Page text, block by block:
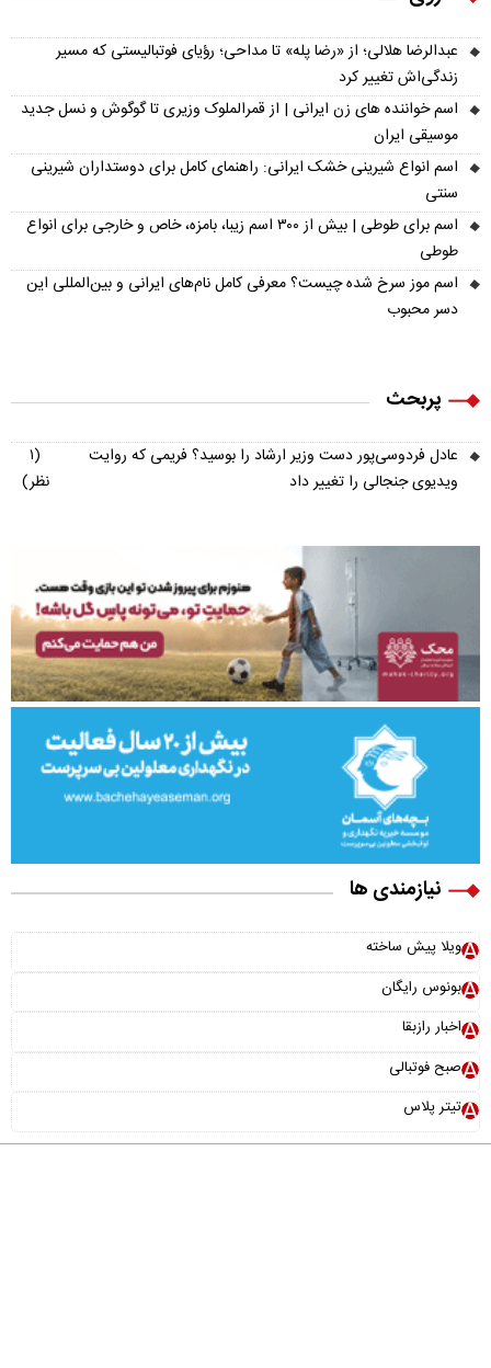
عبدالرضا هلالی؛ از «رضا پله» تا مداحی؛ رؤیای فوتبالیستی که مسیر
زندگی‌اش تغییر کرد
اسم خواننده های زن ایرانی | از قمرالملوک وزیری تا گوگوش و نسل جدید
موسیقی ایران
اسم انواع شیرینی خشک ایرانی: راهنمای کامل برای دوستداران شیرینی
سنتی
اسم برای طوطی | بیش از ۳۰۰ اسم زیبا، بامزه، خاص و خارجی برای انواع
طوطی
اسم موز سرخ شده چیست؟ معرفی کامل نام‌های ایرانی و بین‌المللی این
دسر محبوب
پربحث
عادل فردوسی‌پور دست وزیر ارشاد را بوسید؟ فریمی که روایت
ویدیوی جنجالی را تغییر داد
(۱
نظر)
نیازمندی ها
ویلا پیش ساخته
بونوس رایگان
اخبار رازبقا
صبح فوتبالی
تیتر پلاس